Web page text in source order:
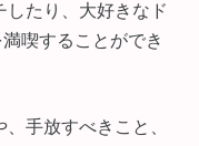
たり、大好きなド
喫することができ
手放すべきこと、